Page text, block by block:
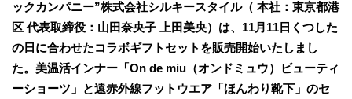
ックカンパニー”株式会社シルキースタイル（ 本社：東京都港
区 代表取締役：山田奈央子 上田美央）は、11月11日くつした
の日に合わせたコラボギフトセットを販売開始いたしまし
た。美温活インナー「On de miu（オンドミュウ）ビューティ
ーショーツ」と遠赤外線フットウエア「ほんわり靴下」のセ